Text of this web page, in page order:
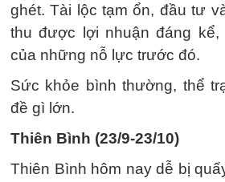
ghét. Tài lộc tạm ổn, đầu tư
thu được lợi nhuận đáng kể,
của những nỗ lực trước đó.
Sức khỏe bình thường, thể
đề gì lớn.
Thiên Bình (23/9-23/10)
Thiên Bình hôm nay dễ bị